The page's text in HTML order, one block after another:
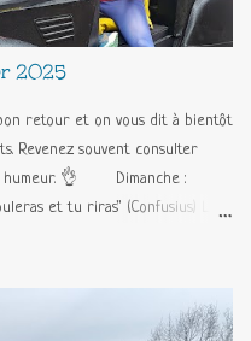
2025
retour et on vous dit à bientôt
Revenez souvent consulter
humeur. 👌 Dimanche :
et tu riras" (Confusius) Le
: Samedi : Acueil des
rallye et des formulaires